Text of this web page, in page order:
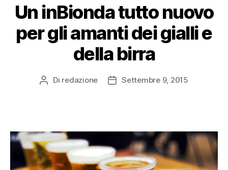
Un inBionda tutto nuovo
per gli amanti dei gialli e
della birra
Autore
Di redazione
DataSettembre 9, 2015